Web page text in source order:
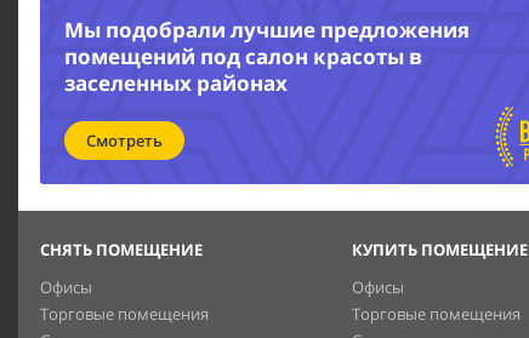
Мы подобрали лучшие предложения
помещений под салон красоты в
заселенных районах
Смотреть
СНЯТЬ ПОМЕЩЕНИЕ
Офисы
Торговые помещения
КУПИТЬ ПОМЕЩЕНИЕ
Офисы
Торговые помещения